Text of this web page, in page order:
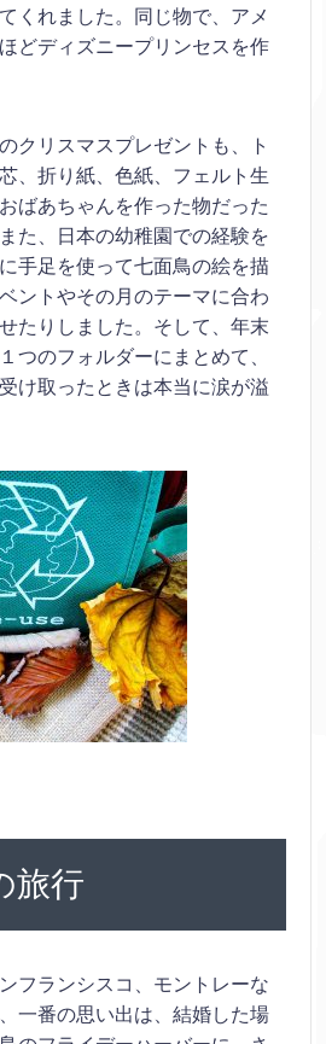
くれました。同じ物で、アメ
どディズニープリンセスを作
クリスマスプレゼントも、ト
、折り紙、色紙、フェルト生
ばあちゃんを作った物だった
た、日本の幼稚園での経験を
手足を使って七面鳥の絵を描
ントやその月のテーマに合わ
たりしました。そして、年末
つのフォルダーにまとめて、
け取ったときは本当に涙が溢
旅行
フランシスコ、モントレーな
一番の思い出は、結婚した場